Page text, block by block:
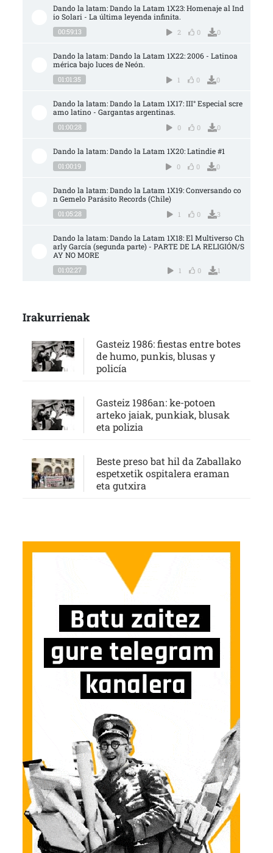
Dando la latam: Dando la Latam 1X23: Homenaje al Ind
io Solari - La última leyenda infinita.
00:59:13 2 0 0
Dando la latam: Dando la Latam 1X22: 2006 - Latinoa
mérica bajo luces de Neón.
01:01:35 1 0 0
Dando la latam: Dando la Latam 1X17: III° Especial scre
amo latino - Gargantas argentinas.
01:00:28 0 0 0
Dando la latam: Dando la Latam 1X20: Latindie #1
01:00:19 0 0 0
Dando la latam: Dando la Latam 1X19: Conversando co
n Gemelo Parásito Records (Chile)
01:05:28 1 0 3
Dando la latam: Dando la Latam 1X18: El Multiverso Ch
arly García (segunda parte) - PARTE DE LA RELIGIÓN/S
AY NO MORE
01:02:27 1 0 1
Irakurrienak
Gasteiz 1986: fiestas entre botes
de humo, punkis, blusas y
policía
Gasteiz 1986an: ke-potoen
arteko jaiak, punkiak, blusak
eta polizia
Beste preso bat hil da Zaballako
espetxetik ospitalera eraman
eta gutxira